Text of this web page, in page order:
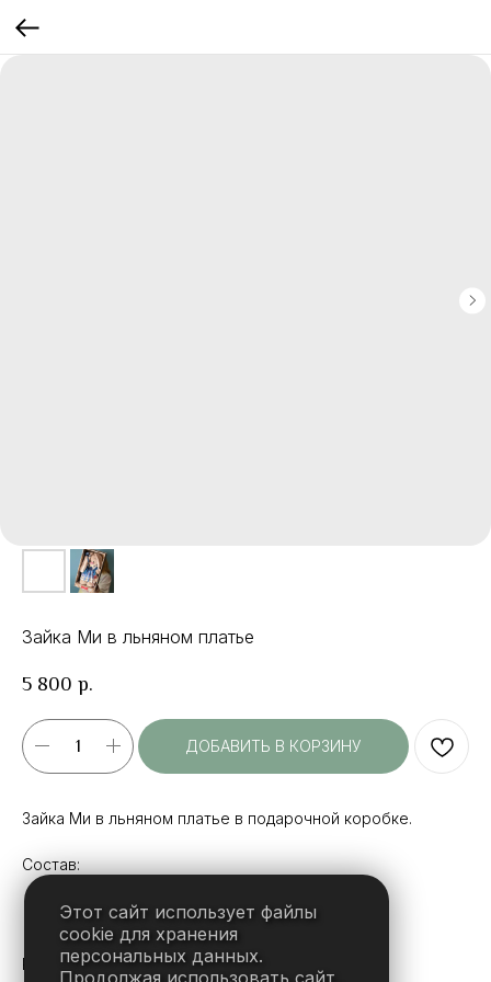
Зайка Ми в льняном платье
5 800 р.
ДОБАВИТЬ В КОРЗИНУ
Зайка Ми в льняном платье в подарочной коробке.
Состав:
Зайка
Размер: высота — 25 см, диаметр — 15 см
Этот сайт использует файлы
cookie для хранения
персональных данных.
Продолжая использовать сайт,